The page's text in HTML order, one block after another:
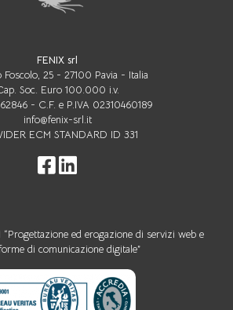
FENIX srl
Foscolo, 25 - 27100 Pavia - Italia
Soc. Euro 100.000 i.v.
- C.F. e P.IVA 02310460189
info@fenix-srl.it
ECM STANDARD ID 331
ed erogazione di servizi web e
di comunicazione digitale”